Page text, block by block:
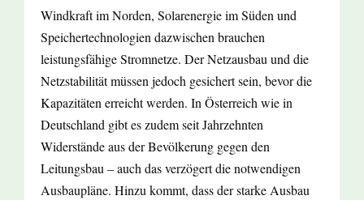
Windkraft im Norden, Solarenergie im Süden und
Speichertechnologien dazwischen brauchen
leistungsfähige Stromnetze. Der Netzausbau und die
Netzstabilität müssen jedoch gesichert sein, bevor die
Kapazitäten erreicht werden. In Österreich wie in
Deutschland gibt es zudem seit Jahrzehnten
Widerstände aus der Bevölkerung gegen den
Leitungsbau – auch das verzögert die notwendigen
Ausbaupläne. Hinzu kommt, dass der starke Ausbau